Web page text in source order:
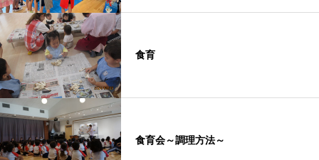
食育
食育会～調理方法～